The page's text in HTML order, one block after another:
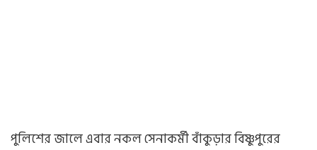
পুলিশের জালে এবার নকল সেনাকর্মী বাঁকুড়ার বিষ্ণুপুরের